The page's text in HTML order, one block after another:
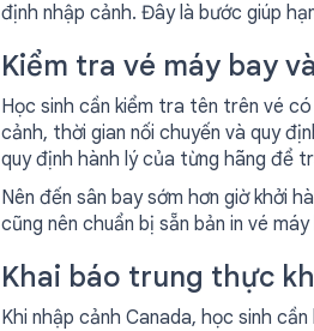
định nhập cảnh. Đây là bước giúp
Kiểm tra vé máy bay
Học sinh cần kiểm tra tên trên vé có
cảnh, thời gian nối chuyến và quy
quy định hành lý của từng hãng để
Nên đến sân bay sớm hơn giờ khởi
cũng nên chuẩn bị sẵn bản in vé
Khai báo trung thực
Khi nhập cảnh Canada, học sinh